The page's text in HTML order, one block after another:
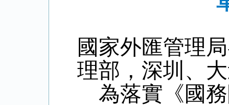
國家外匯管理
理部，深圳、
為落實《國